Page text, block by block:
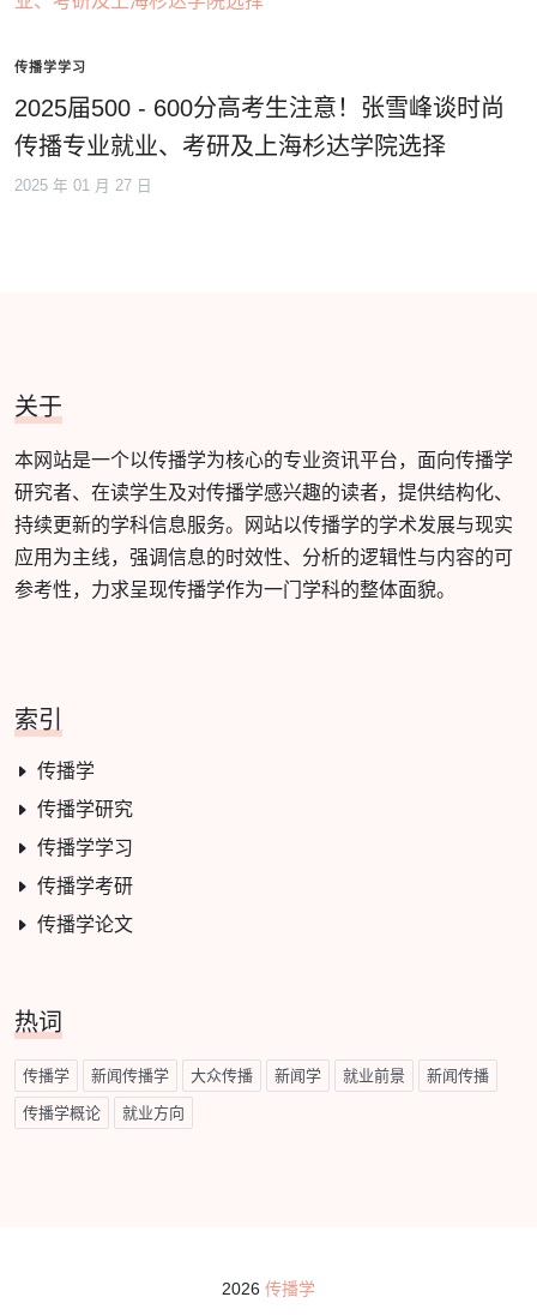
传播学学习
2025届500 - 600分高考生注意！张雪峰谈时尚
传播专业就业、考研及上海杉达学院选择
2025 年 01 月 27 日
关于
本网站是一个以传播学为核心的专业资讯平台，面向传播学
研究者、在读学生及对传播学感兴趣的读者，提供结构化、
持续更新的学科信息服务。网站以传播学的学术发展与现实
应用为主线，强调信息的时效性、分析的逻辑性与内容的可
参考性，力求呈现传播学作为一门学科的整体面貌。
索引
传播学
传播学研究
传播学学习
传播学考研
传播学论文
热词
传播学 新闻传播学 大众传播 新闻学 就业前景 新闻传播
传播学概论 就业方向
2026 传播学